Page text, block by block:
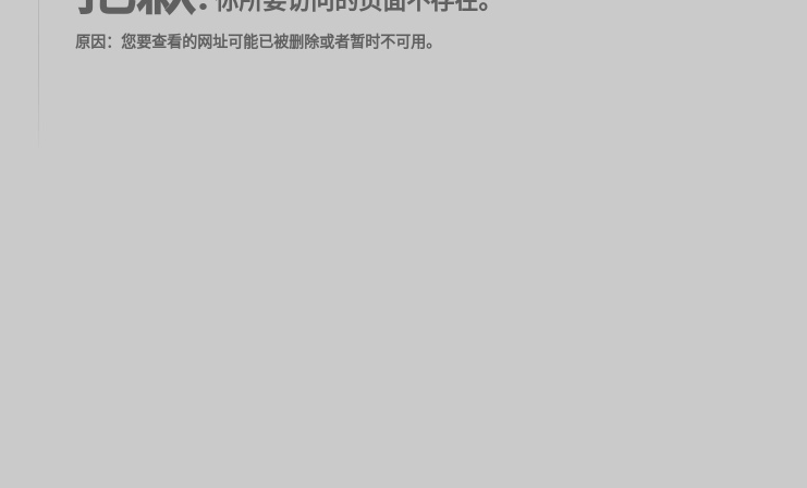
原因：您要查看的网址可能已被删除或者暂时不可用。